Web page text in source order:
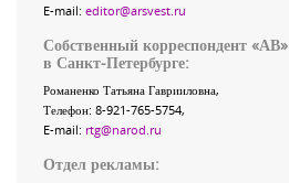
E-mail: editor@arsvest.ru
Собственный корреспондент «АВ»
в Санкт-Петербурге:
Романенко Татьяна Гаврииловна,
Телефон: 8-921-765-5754,
E-mail: rtg@narod.ru
Отдел рекламы: